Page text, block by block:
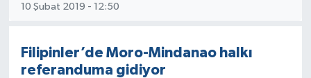
10 Şubat 2019 - 12:50
Filipinler’de Moro-Mindanao halkı
referanduma gidiyor